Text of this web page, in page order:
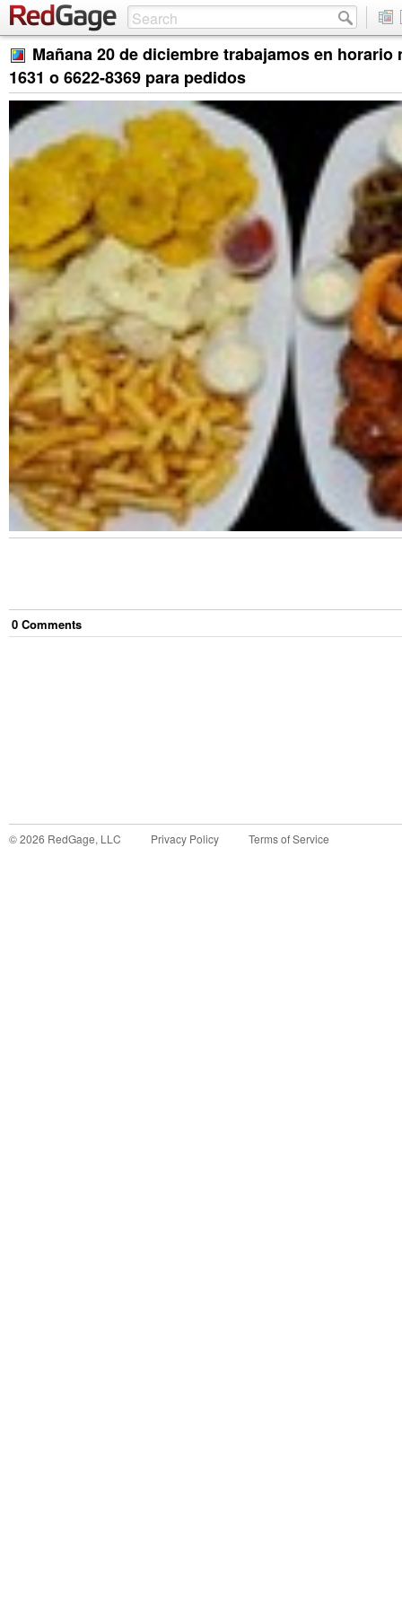
Mañana 20 de diciembre trabajamos en horario
1631 o 6622-8369 para pedidos
0 Comments
©2026 RedGage, LLC Privacy Policy Terms of Service